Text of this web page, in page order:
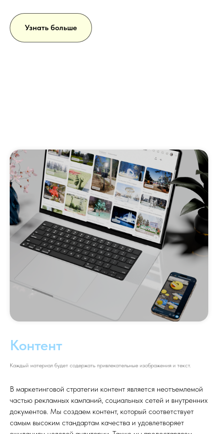
Узнать больше
Контент
Каждый материал будет содержать привлекательные изображения и текст.
В маркетинговой стратегии контент является неотъемлемой
частью рекламных кампаний, социальных сетей и внутренних
документов. Мы создаем контент, который соответствует
самым высоким стандартам качества и удовлетворяет